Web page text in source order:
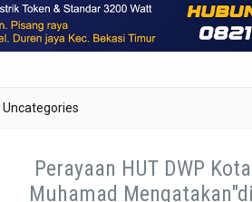
Uncategories
Perayaan HUT DWP
Muhamad